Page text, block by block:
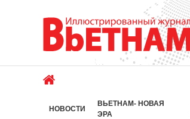
НОВОСТИ
ВЬЕТНАМ- НОВАЯ
ЭРА